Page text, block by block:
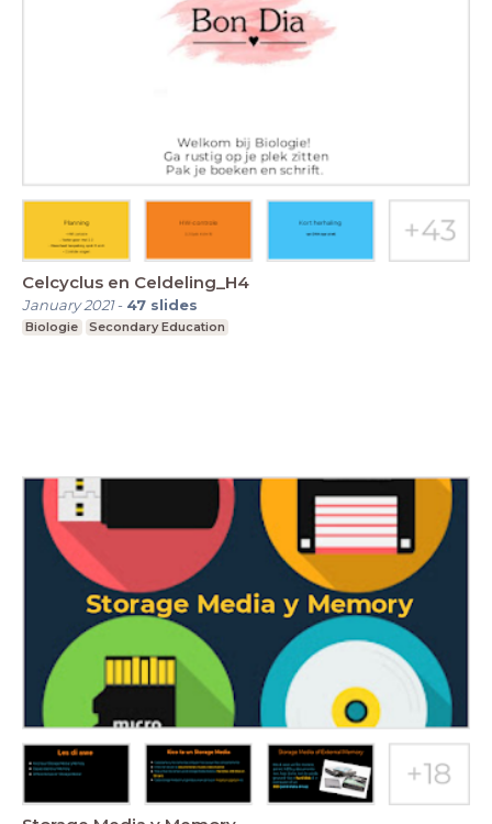
Celcyclus en Celdeling_H4
January 2021- 47 slides
Biologie Secondary Education